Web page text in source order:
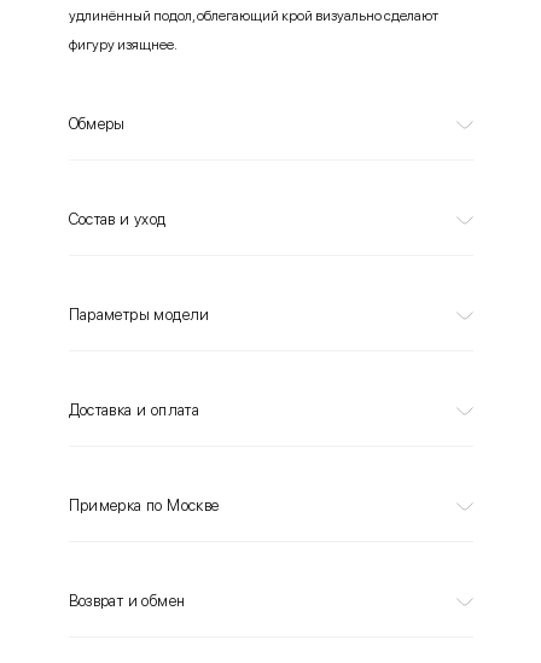
удлинённый подол, облегающий крой визуально сделают
фигуру изящнее.
Обмеры
Состав и уход
Параметры модели
Доставка и оплата
Примерка по Москве
Возврат и обмен